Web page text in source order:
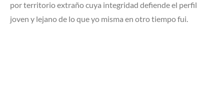
por territorio extraño cuya integridad defiende el perfil
joven y lejano de lo que yo misma en otro tiempo fui.